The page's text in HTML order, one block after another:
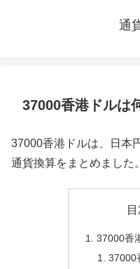
通
37000香港ドルは
37000香港ドルは、日本
通貨換算をまとめました。
37000香
37000